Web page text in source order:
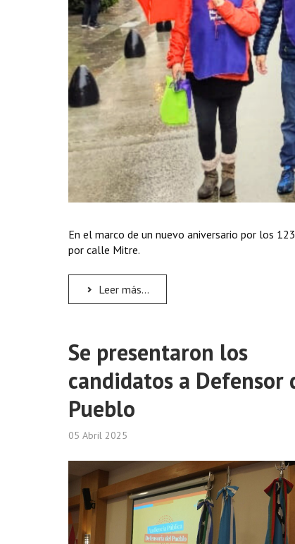
En el marco de un nuevo aniversario por los
por calle Mitre.
Leer más...
Se presentaron los
candidatos a Defensor
Pueblo
05 Abril 2025